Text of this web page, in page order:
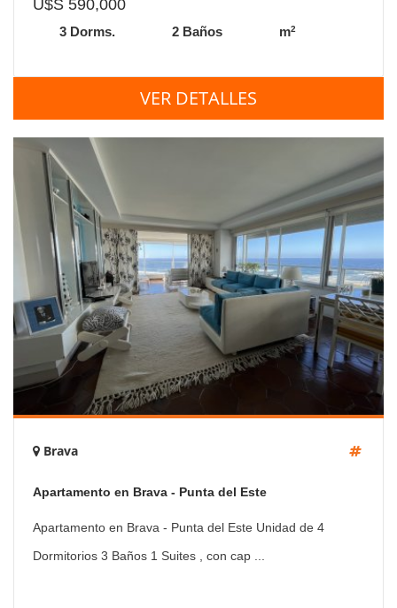
U$S 590,000
3 Dorms. 2 Baños m2
VER DETALLES
Brava
Apartamento en Brava - Punta del Este
Apartamento en Brava - Punta del Este Unidad de 4
Dormitorios 3 Baños 1 Suites , con cap ...